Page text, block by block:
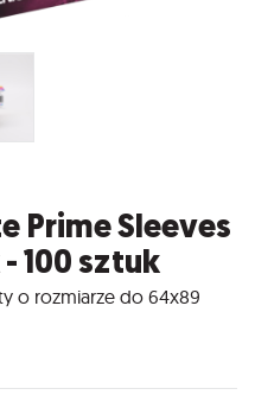
Prime Sleeves
100 sztuk
o rozmiarze do 64x89